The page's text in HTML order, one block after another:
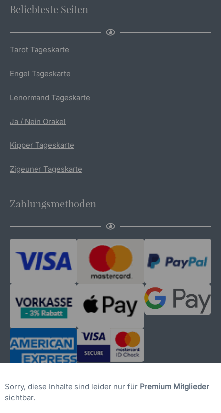
Beliebteste Seiten
Tarot Tageskarte
Engel Tageskarte
Lenormand Tageskarte
Ja / Nein Orakel
Kipper Tageskarte
Zigeuner Tageskarte
Zahlungsmethoden
Sorry, diese Inhalte sind leider nur für Premium Mitglieder
sichtbar.